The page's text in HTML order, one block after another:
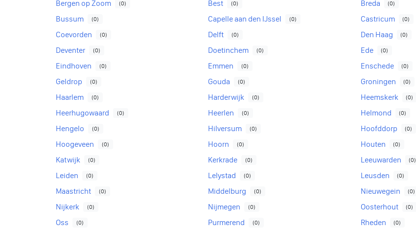
Bergen op Zoom (0) Best (0) Breda (0)
Bussum (0) Capelle aan den IJssel (0) Castricum (0)
Coevorden (0) Delft (0) Den Haag (0)
Deventer (0) Doetinchem (0) Ede (0)
Eindhoven (0) Emmen (0) Enschede (0)
Geldrop (0) Gouda (0) Groningen (0)
Haarlem (0) Harderwijk (0) Heemskerk (0)
Heerhugowaard (0) Heerlen (0) Helmond (0)
Hengelo (0) Hilversum (0) Hoofddorp (0)
Hoogeveen (0) Hoorn (0) Houten (0)
Katwijk (0) Kerkrade (0) Leeuwarden (0)
Leiden (0) Lelystad (0) Leusden (0)
Maastricht (0) Middelburg (0) Nieuwegein (0)
Nijkerk (0) Nijmegen (0) Oosterhout (0)
Oss (0) Purmerend (0) Rheden (0)